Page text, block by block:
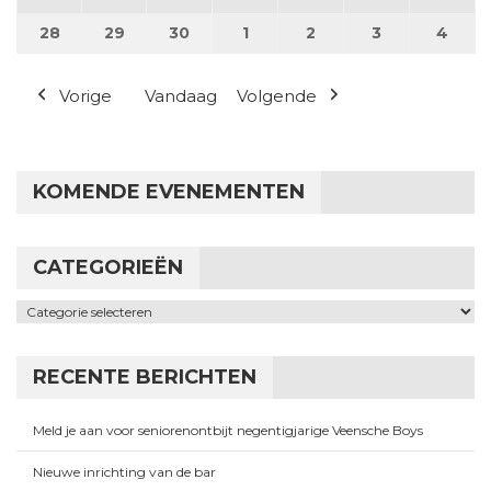
28 28 april 2025
29 29 april 2025
30 30 april 2025
11 mei 2025
2 2 mei 2025
3 3 mei 2025
4
Vorige Vandaag Volgende
KOMENDE EVENEMENTEN
CATEGORIEËN
Categorieën
RECENTE BERICHTEN
Meld je aan voor seniorenontbijt negentigjarige Veensche Boys
Nieuwe inrichting van de bar